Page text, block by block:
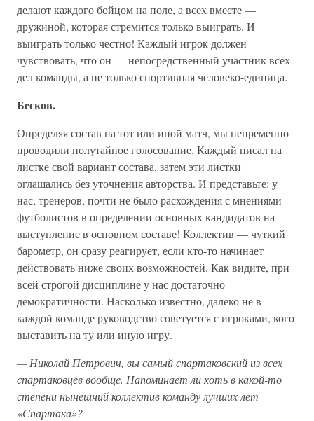
делают каждого бойцом на поле, а всех вместе —
дружиной, которая стремится только выиграть. И
выиграть только честно! Каждый игрок должен
чувствовать, что он — непосредственный участник всех
дел команды, а не только спортивная человеко-единица.
Бесков.
Определяя состав на тот или иной матч, мы непременно
проводили полутайное голосование. Каждый писал на
листке свой вариант состава, затем эти листки
оглашались без уточнения авторства. И представьте: у
нас, тренеров, почти не было расхождения с мнениями
футболистов в определении основных кандидатов на
выступление в основном составе! Коллектив — чуткий
барометр, он сразу реагирует, если кто-то начинает
действовать ниже своих возможностей. Как видите, при
всей строгой дисциплине у нас достаточно
демократичности. Насколько известно, далеко не в
каждой команде руководство советуется с игроками, кого
выставить на ту или иную игру.
— Николай Петрович, вы самый спартаковский из всех
спартаковцев вообще. Напоминает ли хоть в какой-то
степени нынешний коллектив команду лучших лет
«Спартака»?